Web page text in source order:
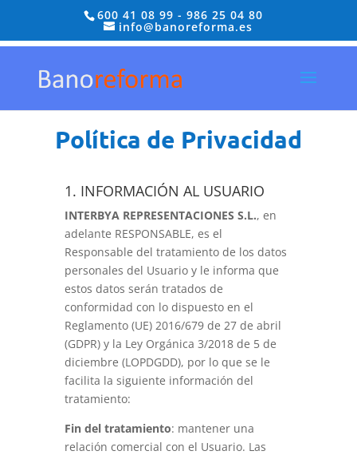
600 41 08 99 - 986 25 04 80
info@banoreforma.es
Política de Privacidad
1. INFORMACIÓN AL USUARIO
INTERBYA REPRESENTACIONES S.L., en
adelante RESPONSABLE, es el
Responsable del tratamiento de los datos
personales del Usuario y le informa que
estos datos serán tratados de
conformidad con lo dispuesto en el
Reglamento (UE) 2016/679 de 27 de abril
(GDPR) y la Ley Orgánica 3/2018 de 5 de
diciembre (LOPDGDD), por lo que se le
facilita la siguiente información del
tratamiento:
Fin del tratamiento: mantener una
relación comercial con el Usuario. Las